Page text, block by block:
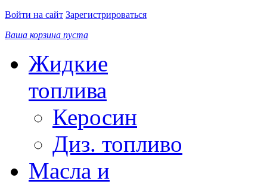
Войти на сайт Зарегистрироваться
Ваша корзина пуста
Жидкие
топлива
Керосин
Диз. топливо
Масла и